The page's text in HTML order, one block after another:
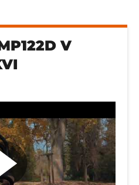
V